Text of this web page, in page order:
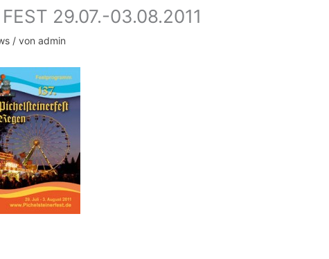
29.07.-03.08.2011
/ von admin